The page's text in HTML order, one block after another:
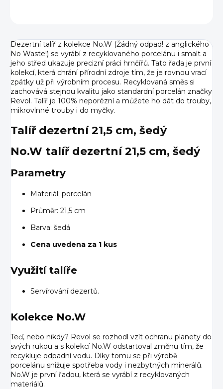
Dezertní talíř z kolekce No.W (Žádný odpad! z anglického
No Waste!) se vyrábí z recyklovaného porcelánu i smalt a
jeho střed ukazuje precizní práci hrnčířů. Tato řada je první
kolekcí, která chrání přírodní zdroje tím, že je rovnou vrací
zpátky už při výrobním procesu. Recyklovaná směs si
zachovává stejnou kvalitu jako standardní porcelán značky
Revol. Talíř je 100% neporézní a můžete ho dát do trouby,
mikrovlnné trouby i do myčky.
Talíř dezertní 21,5 cm, šedý
No.W talíř dezertní 21,5 cm, šedý
Parametry
Materiál: porcelán
Průměr: 21,5 cm
Barva: šedá
Cena uvedena za 1 kus
Využití talíře
Servírování dezertů.
Kolekce No.W
Teď, nebo nikdy? Revol se rozhodl vzít ochranu planety do
svých rukou a s kolekcí No.W odstartoval změnu tím, že
recykluje odpadní vodu. Díky tomu se při výrobě
porcelánu snižuje spotřeba vody i nezbytných minerálů.
No.W je první řadou, která se vyrábí z recyklovaných
materiálů.